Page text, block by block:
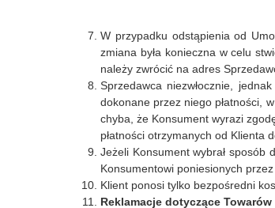
W przypadku odstąpienia od
zmiana była konieczna w celu
należy zwrócić na adres
Sprzedawca niezwłocznie,
dokonane przez niego płatności,
chyba, że Konsument wyrazi
płatności otrzymanych od Klienta
Jeżeli Konsument wybrał sposób
Konsumentowi poniesionych
Klient ponosi tylko bezpośredni
Reklamacje dotyczące Towarów